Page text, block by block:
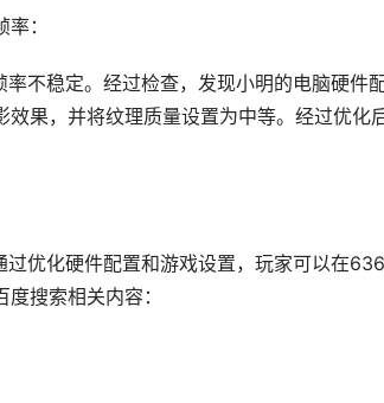
：
不稳定。经过检查，发现小明的电脑硬件
果，并将纹理质量设置为中等。经过优化
优化硬件配置和游戏设置，玩家可以在
搜索相关内容：